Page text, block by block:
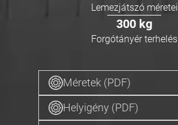
Lemezjátszó méretei
300 kg
Forgótányér terhelés
Méretek (PDF)
Helyigény (PDF)